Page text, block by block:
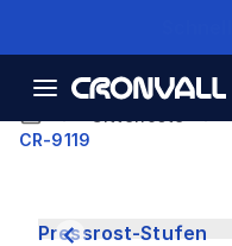
CR-9119
Pressrost-Stufen